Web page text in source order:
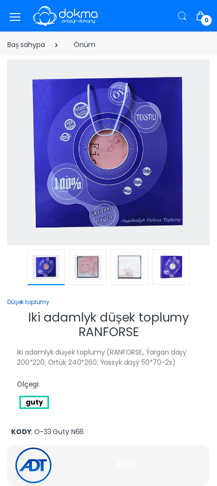
0
Baş sahypa Önüm
Düşek toplumy
Iki adamlyk düşek toplumy
RANFORSE
Iki adamlyk düşek toplumy (RANFORSE, Ýorgan daşy
200*220; Örtük 240*260; Ýassyk daşy 50*70-2s)
Ölçegi:
guty
KODY: О-33 Guty N66